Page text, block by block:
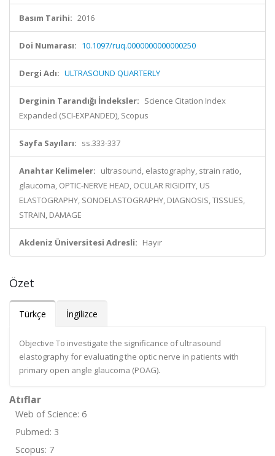
Basım Tarihi: 2016
Doi Numarası: 10.1097/ruq.0000000000000250
Dergi Adı: ULTRASOUND QUARTERLY
Derginin Tarandığı İndeksler: Science Citation Index
Expanded (SCI-EXPANDED), Scopus
Sayfa Sayıları: ss.333-337
Anahtar Kelimeler: ultrasound, elastography, strain ratio,
glaucoma, OPTIC-NERVE HEAD, OCULAR RIGIDITY, US
ELASTOGRAPHY, SONOELASTOGRAPHY, DIAGNOSIS, TISSUES,
STRAIN, DAMAGE
Akdeniz Üniversitesi Adresli: Hayır
Özet
Türkçe İngilizce
Objective To investigate the significance of ultrasound
elastography for evaluating the optic nerve in patients with
primary open angle glaucoma (POAG).
Atıflar
Web of Science: 6
Pubmed: 3
Scopus: 7